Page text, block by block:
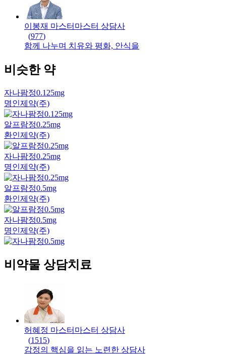
이봉재 마스터 마스터 상담사
(977)
함께 나누며 치유와 평화, 안식을
비슷한 약
자나팜정0.125mg
명인제약(주)
알프람정0.25mg
환인제약(주)
자나팜정0.25mg
명인제약(주)
알프람정0.5mg
환인제약(주)
자나팜정0.5mg
명인제약(주)
비약물 상담치료
허혜정 마스터 마스터 상담사
(1515)
감정의 핵심을 읽는 노련한 상담사